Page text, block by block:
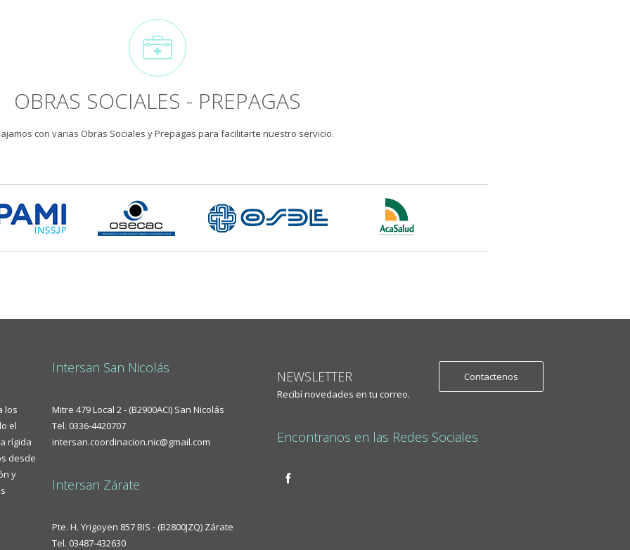
OBRAS SOCIALES - PREPAGAS
con varias Obras Sociales y Prepagas para facilitarte nuestro servicio.
los
el
rígida
desde
y
Intersan San Nicolás
Mitre 479 Local 2 - (B2900ACI) San Nicolás
Tel. 0336-4420707
intersan.coordinacion.nic@gmail.com
Intersan Zárate
Pte. H. Yrigoyen 857 BIS - (B2800JZQ) Zárate
Tel. 03487-432630
NEWSLETTER
Recibí novedades en tu correo.
Contactenos
Encontranos en las Redes Sociales